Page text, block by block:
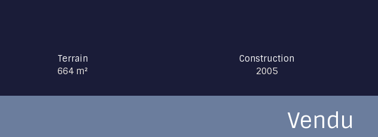
Terrain
664 m²
Construction
2005
Vendu